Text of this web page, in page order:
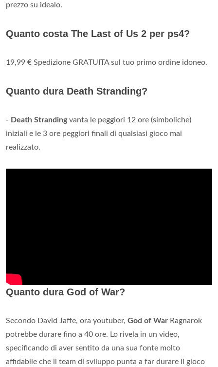
prezzo su idealo.
Quanto costa The Last of Us 2 per ps4?
19,99 € Spedizione GRATUITA sul tuo primo ordine idoneo.
Quanto dura Death Stranding?
- Death Strandingvanta le peggiori 12 ore (simboliche)
iniziali e le 3 ore peggiori finali di qualsiasi gioco mai
realizzato.
Quanto dura God of War?
Secondo David Jaffe, ora youtuber, God of War Ragnarok
potrebbe durare fino a 40 ore. Lo rivela in un video,
specificando di aver sentito da una sua fonte molto
affidabile che il team di sviluppo punta a far durare il gioco